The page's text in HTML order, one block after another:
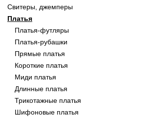
Свитеры, джемперы
Платья
Платья-футляры
Платья-рубашки
Прямые платья
Короткие платья
Миди платья
Длинные платья
Трикотажные платья
Шифоновые платья